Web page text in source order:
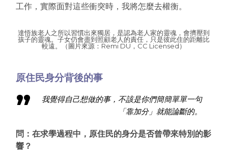
工作，實際面對這些衝突時，我將怎麼去權衡。
達悟族老人之所以習慣出來獨居，是認為老人家的靈魂，會擠壓到
孩子的靈魂。子女仍會盡到照顧老人的責任，只是彼此住的距離比
較遠。（圖片來源： Remi DU ，CC Licensed）
原住民身分背後的事
我覺得自己想做的事，不該是你們簡簡單單一句
「靠加分」就能論斷的。
問：在求學過程中，原住民的身分是否曾帶來特別的影
響？